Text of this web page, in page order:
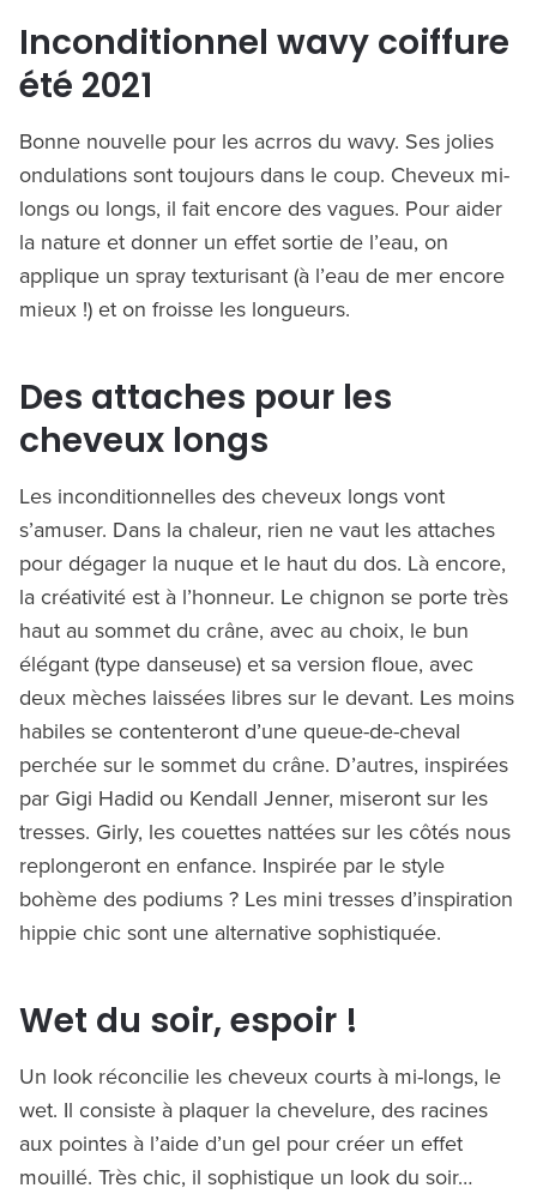
Inconditionnel wavy coiffure
été 2021
Bonne nouvelle pour les acrros du wavy. Ses jolies
ondulations sont toujours dans le coup. Cheveux mi-
longs ou longs, il fait encore des vagues. Pour aider
la nature et donner un effet sortie de l’eau, on
applique un spray texturisant (à l’eau de mer encore
mieux !) et on froisse les longueurs.
Des attaches pour les
cheveux longs
Les inconditionnelles des cheveux longs vont
s’amuser. Dans la chaleur, rien ne vaut les attaches
pour dégager la nuque et le haut du dos. Là encore,
la créativité est à l’honneur. Le chignon se porte très
haut au sommet du crâne, avec au choix, le bun
élégant (type danseuse) et sa version floue, avec
deux mèches laissées libres sur le devant. Les moins
habiles se contenteront d’une queue-de-cheval
perchée sur le sommet du crâne. D’autres, inspirées
par Gigi Hadid ou Kendall Jenner, miseront sur les
tresses. Girly, les couettes nattées sur les côtés nous
replongeront en enfance. Inspirée par le style
bohème des podiums ? Les mini tresses d’inspiration
hippie chic sont une alternative sophistiquée.
Wet du soir, espoir !
Un look réconcilie les cheveux courts à mi-longs, le
wet. Il consiste à plaquer la chevelure, des racines
aux pointes à l’aide d’un gel pour créer un effet
mouillé. Très chic, il sophistique un look du soir…